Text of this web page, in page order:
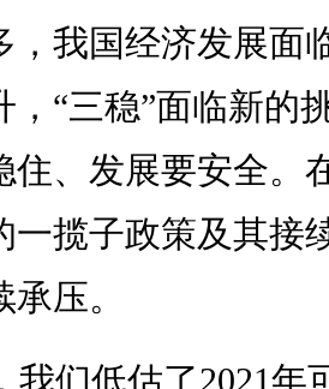
，我国经济发展面
，“三稳”面临新的
住、发展要安全。
一揽子政策及其接
压。
我们低估了2021年